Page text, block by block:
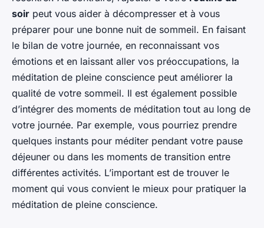
soir peut vous aider à décompresser et à vous
préparer pour une bonne nuit de sommeil. En faisant
le bilan de votre journée, en reconnaissant vos
émotions et en laissant aller vos préoccupations, la
méditation de pleine conscience peut améliorer la
qualité de votre sommeil. Il est également possible
d’intégrer des moments de méditation tout au long de
votre journée. Par exemple, vous pourriez prendre
quelques instants pour méditer pendant votre pause
déjeuner ou dans les moments de transition entre
différentes activités. L’important est de trouver le
moment qui vous convient le mieux pour pratiquer la
méditation de pleine conscience.